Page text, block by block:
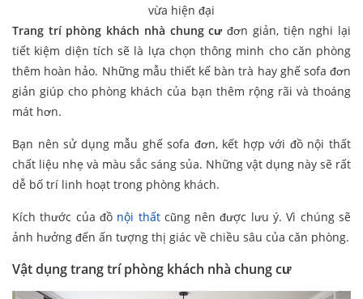
vừa hiện đại
Trang trí phòng khách nhà chung cưđơn giản, tiện nghi lại
tiết kiệm diện tích sẽ là lựa chọn thông minh cho căn phòng
thêm hoàn hảo. Những mẫu thiết kế bàn trà hay ghế sofa đơn
giản giúp cho phòng khách của bạn thêm rộng rãi và thoáng
mát hơn.
Bạn nên sử dụng mẫu ghế sofa đơn, kết hợp với đồ nội thất
chất liệu nhẹ và màu sắc sáng sủa. Những vật dụng này sẽ rất
dễ bố trí linh hoạt trong phòng khách.
Kích thước của đồ nội thất cũng nên được lưu ý. Vì chúng sẽ
ảnh hưởng đến ấn tượng thị giác về chiều sâu của căn phòng.
Vật dụng trang trí phòng khách nhà chung cư